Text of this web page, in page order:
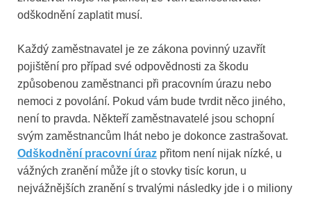
odškodnění zaplatit musí.
Každý zaměstnavatel je ze zákona povinný uzavřít
pojištění pro případ své odpovědnosti za škodu
způsobenou zaměstnanci při pracovním úrazu nebo
nemoci z povolání. Pokud vám bude tvrdit něco jiného,
není to pravda. Někteří zaměstnavatelé jsou schopní
svým zaměstnancům lhát nebo je dokonce zastrašovat.
Odškodnění pracovní úraz přitom není nijak nízké, u
vážných zranění může jít o stovky tisíc korun, u
nejvážnějších zranění s trvalými následky jde i o miliony